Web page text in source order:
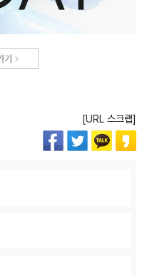
[URL 스크랩]